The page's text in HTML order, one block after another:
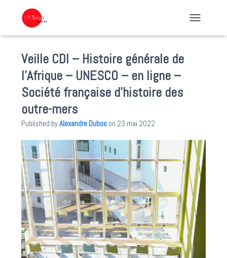
Veille CDI – Histoire générale de
l’Afrique – UNESCO – en ligne –
Société française d’histoire des
outre-mers
Published byAlexandre Dubos on 23 mai 2022